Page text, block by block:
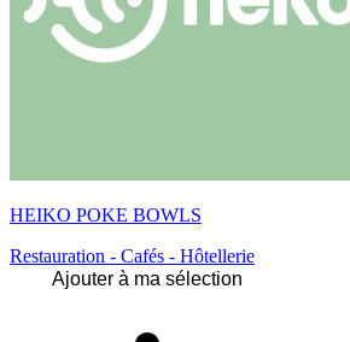
HEIKO POKE BOWLS
Restauration - Cafés - Hôtellerie
Ajouter à ma sélection